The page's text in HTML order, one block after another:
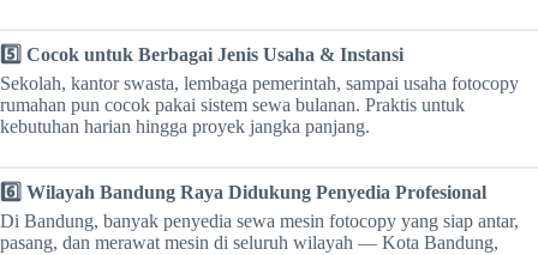
5️⃣ Cocok untuk Berbagai Jenis Usaha & Instansi
Sekolah, kantor swasta, lembaga pemerintah, sampai usaha fotocopy
rumahan pun cocok pakai sistem sewa bulanan. Praktis untuk
kebutuhan harian hingga proyek jangka panjang.
6️⃣ Wilayah Bandung Raya Didukung Penyedia Profesional
Di Bandung, banyak penyedia sewa mesin fotocopy yang siap antar,
pasang, dan merawat mesin di seluruh wilayah — Kota Bandung,